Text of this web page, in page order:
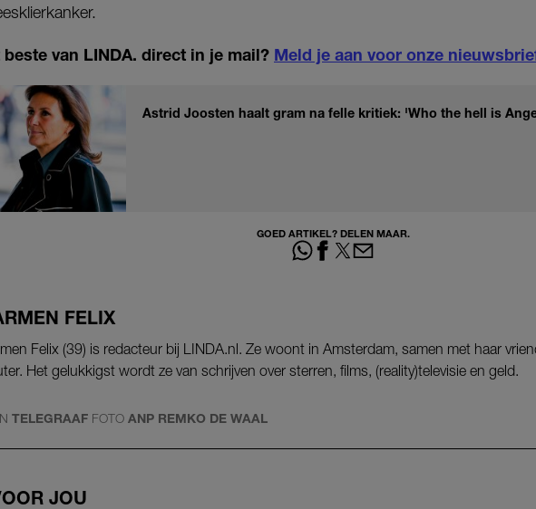
beste van LINDA. direct in je mail? Meld je aan voor onze
Astrid Joosten haalt gram na felle kritiek: 'Who the hell is
GOED ARTIKEL? DELEN MAAR.
FELIX
Felix (39) is redacteur bij LINDA.nl. Ze woont in Amsterdam, samen met haar
Het gelukkigst wordt ze van schrijven over sterren, films, (reality)televisie en geld.
TELEGRAAF FOTO ANP REMKO DE WAAL
JOU